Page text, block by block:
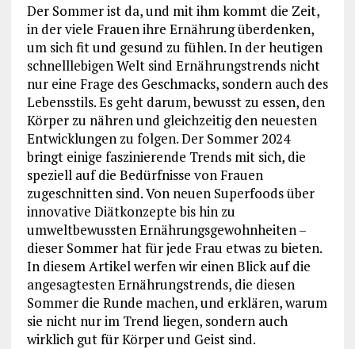
Der Sommer ist da, und mit ihm kommt die Zeit,
in der viele Frauen ihre Ernährung überdenken,
um sich fit und gesund zu fühlen. In der heutigen
schnelllebigen Welt sind Ernährungstrends nicht
nur eine Frage des Geschmacks, sondern auch des
Lebensstils. Es geht darum, bewusst zu essen, den
Körper zu nähren und gleichzeitig den neuesten
Entwicklungen zu folgen. Der Sommer 2024
bringt einige faszinierende Trends mit sich, die
speziell auf die Bedürfnisse von Frauen
zugeschnitten sind. Von neuen Superfoods über
innovative Diätkonzepte bis hin zu
umweltbewussten Ernährungsgewohnheiten –
dieser Sommer hat für jede Frau etwas zu bieten.
In diesem Artikel werfen wir einen Blick auf die
angesagtesten Ernährungstrends, die diesen
Sommer die Runde machen, und erklären, warum
sie nicht nur im Trend liegen, sondern auch
wirklich gut für Körper und Geist sind.